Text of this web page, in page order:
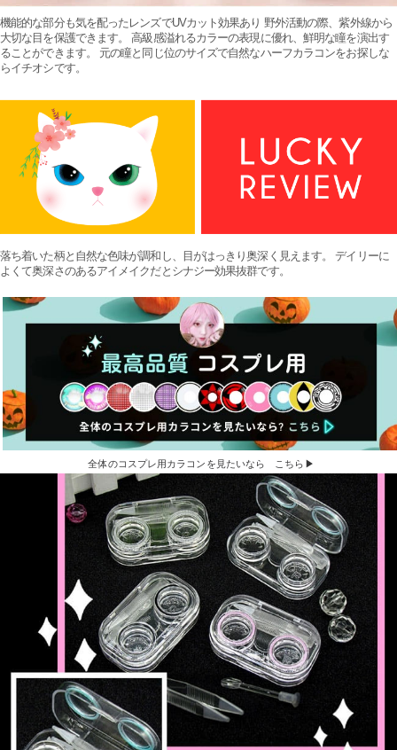
機能的な部分も気を配ったレンズでUVカット効果あり 野外活動の際、紫外線から
大切な目を保護できます。 高級感溢れるカラーの表現に優れ、鮮明な瞳を演出す
ることができます。 元の瞳と同じ位のサイズで自然なハーフカラコンをお探しな
らイチオシです。
落ち着いた柄と自然な色味が調和し、目がはっきり奥深く見えます。 デイリーに
よくて奥深さのあるアイメイクだとシナジー効果抜群です。
全体のコスプレ用カラコンを見たいなら こちら▶